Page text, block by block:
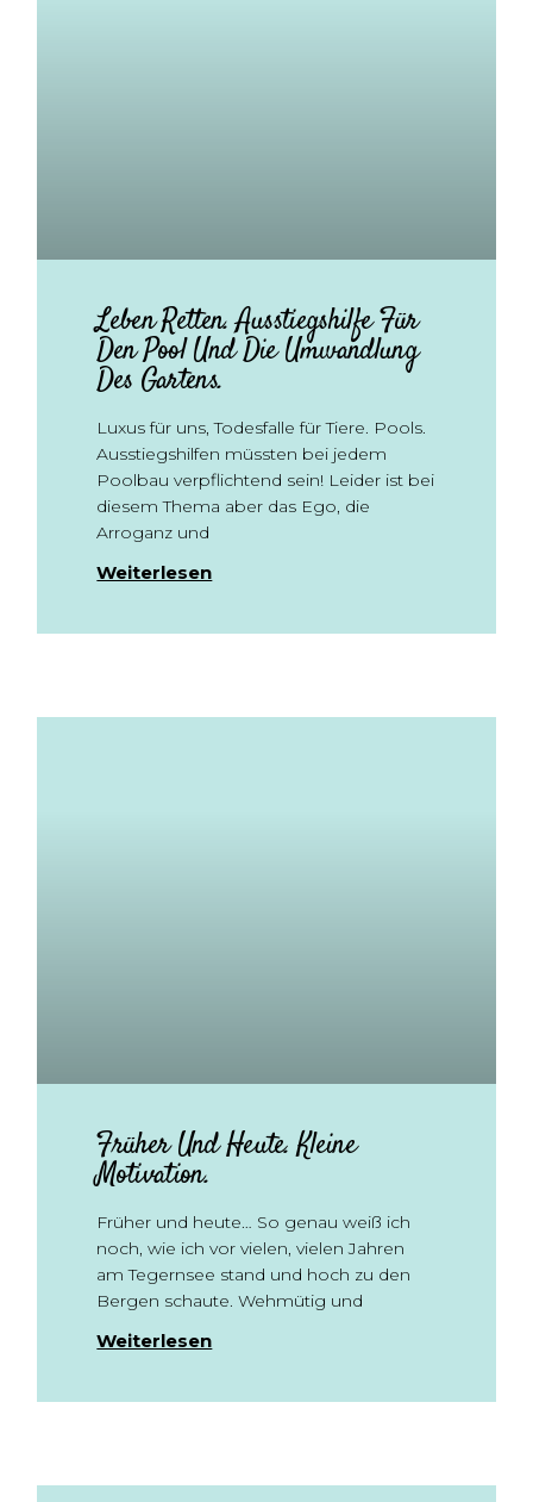
Leben Retten. Ausstiegshilfe Für
Den Pool Und Die Umwandlung
Des Gartens.
Luxus für uns, Todesfalle für Tiere. Pools.
Ausstiegshilfen müssten bei jedem
Poolbau verpflichtend sein! Leider ist bei
diesem Thema aber das Ego, die
Arroganz und
Weiterlesen
Früher Und Heute. Kleine
Motivation.
Früher und heute… So genau weiß ich
noch, wie ich vor vielen, vielen Jahren
am Tegernsee stand und hoch zu den
Bergen schaute. Wehmütig und
Weiterlesen